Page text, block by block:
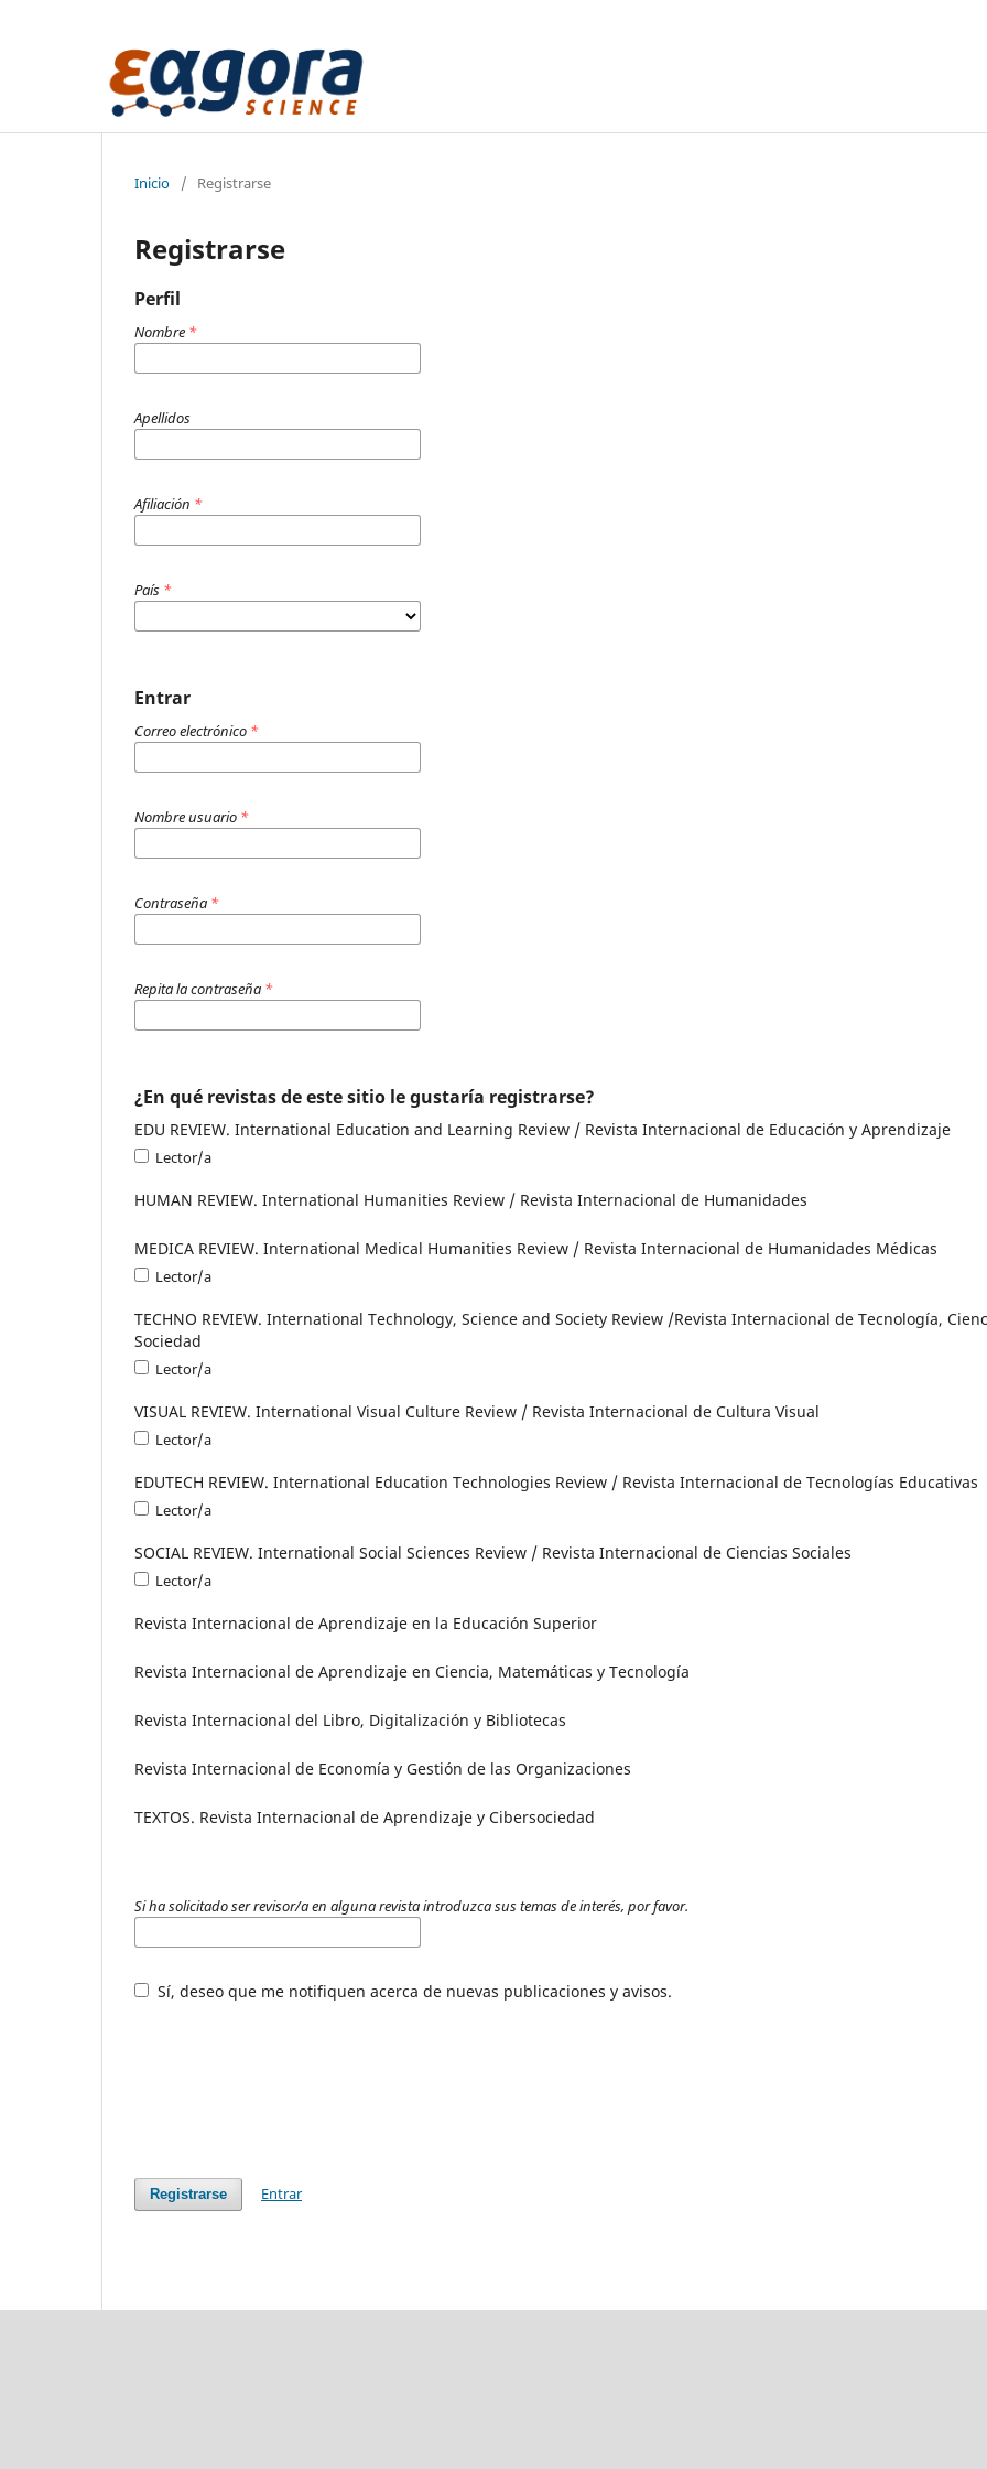
Inicio / Registrarse
Registrarse
Perfil
Nombre *
Apellidos
Afiliación *
País *
Entrar
Correo electrónico *
Nombre usuario *
Contraseña *
Repita la contraseña *
¿En qué revistas de este sitio le gustaría registrarse?
EDU REVIEW. International Education and Learning Review / Revista Internacional de Educación y Aprendizaje
Lector/a
HUMAN REVIEW. International Humanities Review / Revista Internacional de Humanidades
MEDICA REVIEW. International Medical Humanities Review / Revista Internacional de Humanidades Médicas
Lector/a
TECHNO REVIEW. International Technology, Science and Society Review /Revista Internacional de Tecnología,
Sociedad
Lector/a
VISUAL REVIEW. International Visual Culture Review / Revista Internacional de Cultura Visual
Lector/a
EDUTECH REVIEW. International Education Technologies Review / Revista Internacional de Tecnologías Educativas
Lector/a
SOCIAL REVIEW. International Social Sciences Review / Revista Internacional de Ciencias Sociales
Lector/a
Revista Internacional de Aprendizaje en la Educación Superior
Revista Internacional de Aprendizaje en Ciencia, Matemáticas y Tecnología
Revista Internacional del Libro, Digitalización y Bibliotecas
Revista Internacional de Economía y Gestión de las Organizaciones
TEXTOS. Revista Internacional de Aprendizaje y Cibersociedad
Si ha solicitado ser revisor/a en alguna revista introduzca sus temas de interés, por favor.
Sí, deseo que me notifiquen acerca de nuevas publicaciones y avisos.
Registrarse Entrar